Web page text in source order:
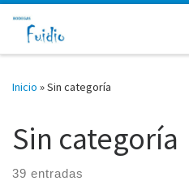
Saltar al contenido
Inicio »Sin categoría
Sin categoría
39 entradas